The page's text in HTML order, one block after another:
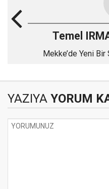
Temel
Mekke’de Yeni
YAZIYA YORUM